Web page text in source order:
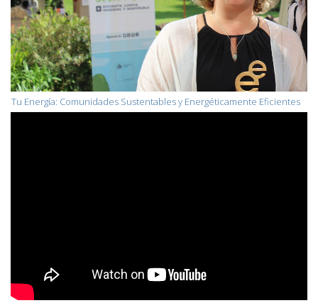
Tu Energía: Comunidades Sustentables y Energéticamente Eficientes